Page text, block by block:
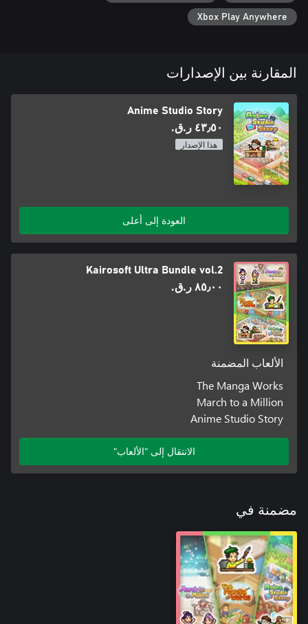
Xbox Play Anywhere
المقارنة بين الإصدارات
Anime Studio Story
٤٣٫٥٠ ر.ق.‏
هذا الإصدار
العودة إلى أعلى
Kairosoft Ultra Bundle vol.2
٨٥٫٠٠ ر.ق.‏
الألعاب المضمنة
The Manga Works
March to a Million
Anime Studio Story
الانتقال إلى "الألعاب"
مضمنة في